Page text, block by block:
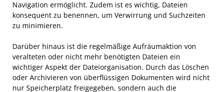
Navigation ermöglicht. Zudem ist es wichtig, Dateien
konsequent zu benennen, um Verwirrung und Suchzeiten
zu minimieren.
Darüber hinaus ist die regelmäßige Aufräumaktion von
veralteten oder nicht mehr benötigten Dateien ein
wichtiger Aspekt der Dateiorganisation. Durch das Löschen
oder Archivieren von überflüssigen Dokumenten wird nicht
nur Speicherplatz freigegeben, sondern auch die